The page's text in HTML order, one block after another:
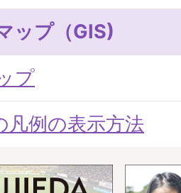
ップ（GIS)
プ
凡例の表示方法